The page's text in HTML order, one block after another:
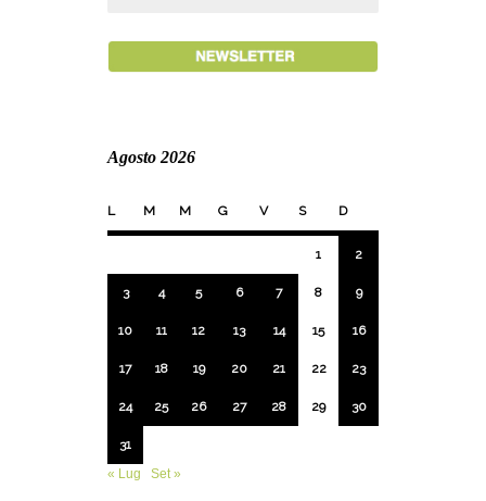
Agosto 2026
L M M G V S D
1 2
3 4 5 6 7 8 9
10 11 12 13 14 15 16
17 18 19 20 21 22 23
24 25 26 27 28 29 30
31
« Lug
Set »